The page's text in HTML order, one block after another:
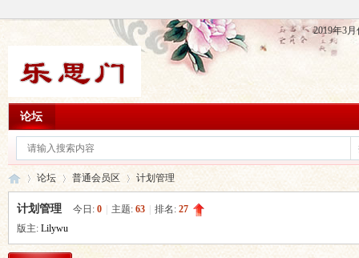
2019年3
论坛
乐 »
论坛
›
普通会员区
›
计划管理
计划管理 今日: 0 主题: 63 排名: 27
版主: Lilywu